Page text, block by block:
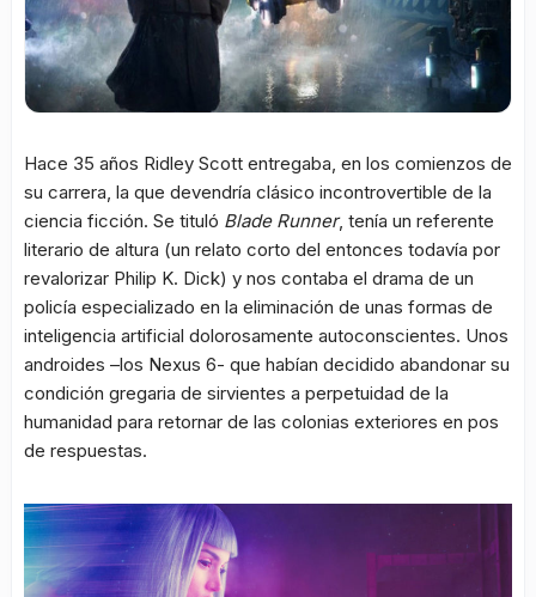
Hace 35 años Ridley Scott entregaba, en los comienzos de
su carrera, la que devendría clásico incontrovertible de la
ciencia ficción. Se tituló Blade Runner, tenía un referente
literario de altura (un relato corto del entonces todavía por
revalorizar Philip K. Dick) y nos contaba el drama de un
policía especializado en la eliminación de unas formas de
inteligencia artificial dolorosamente autoconscientes. Unos
androides –los Nexus 6- que habían decidido abandonar su
condición gregaria de sirvientes a perpetuidad de la
humanidad para retornar de las colonias exteriores en pos
de respuestas.